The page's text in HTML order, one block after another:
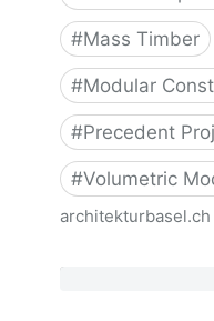
#Mass Timber
#Modular
#Precedent
#Volumetric
architekturbasel.ch
spektakuläre